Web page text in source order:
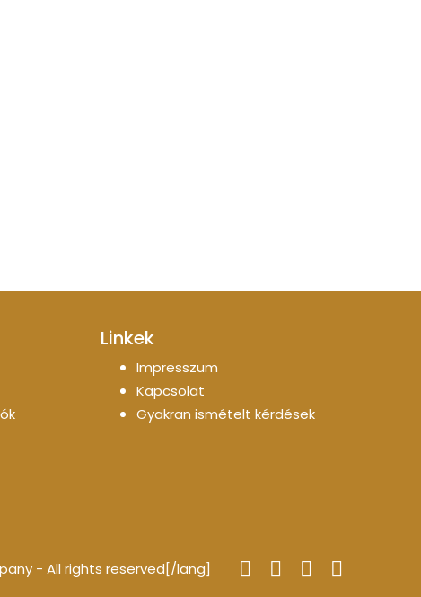
Linkek
Impresszum
Kapcsolat
Gyakran ismételt kérdések
- All rights reserved[/lang]